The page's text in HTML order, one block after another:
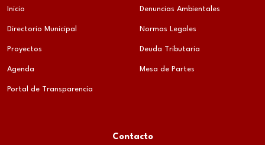
Inicio
Directorio Municipal
Proyectos
Agenda
Portal de Transparencia
Denuncias Ambientales
Normas Legales
Deuda Tributaria
Mesa de Partes
Contacto